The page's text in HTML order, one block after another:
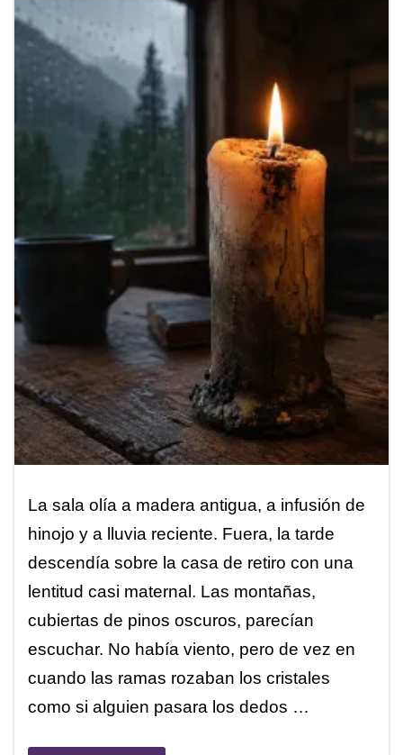
La sala olía a madera antigua, a infusión de
hinojo y a lluvia reciente. Fuera, la tarde
descendía sobre la casa de retiro con una
lentitud casi maternal. Las montañas,
cubiertas de pinos oscuros, parecían
escuchar. No había viento, pero de vez en
cuando las ramas rozaban los cristales
como si alguien pasara los dedos …